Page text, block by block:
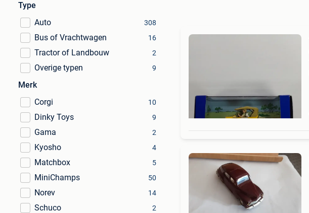
Type
Auto
308
Bus of Vrachtwagen 16
Tractor of Landbouw 2
Overige typen 9
Merk
Corgi
10
Dinky Toys 9
Gama 2
Kyosho 4
Matchbox 5
MiniChamps 50
Norev 14
Schuco 2